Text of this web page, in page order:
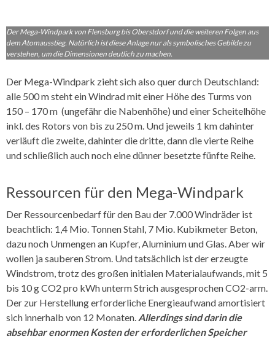
Der Mega-Windpark von Flensburg bis Oberstdorf und die weiteren Folgen aus
dem Atomausstieg. Natürlich ist diese Anlage nur als symbolisches Gebilde zu
verstehen, um die Dimensionen deutlich zu machen.
Der Mega-Windpark zieht sich also quer durch Deutschland:
alle 500 m steht ein Windrad mit einer Höhe des Turms von
150 – 170 m (ungefähr die Nabenhöhe) und einer Scheitelhöhe
inkl. des Rotors von bis zu 250 m. Und jeweils 1 km dahinter
verläuft die zweite, dahinter die dritte, dann die vierte Reihe
und schließlich auch noch eine dünner besetzte fünfte Reihe.
Ressourcen für den Mega-Windpark
Der Ressourcenbedarf für den Bau der 7.000 Windräder ist
beachtlich: 1,4 Mio. Tonnen Stahl, 7 Mio. Kubikmeter Beton,
dazu noch Unmengen an Kupfer, Aluminium und Glas. Aber wir
wollen ja sauberen Strom. Und tatsächlich ist der erzeugte
Windstrom, trotz des großen initialen Materialaufwands, mit 5
bis 10 g CO2 pro kWh unterm Strich ausgesprochen CO2-arm.
Der zur Herstellung erforderliche Energieaufwand amortisiert
sich innerhalb von 12 Monaten. Allerdings sind darin die
absehbar enormen Kosten der erforderlichen Speicher